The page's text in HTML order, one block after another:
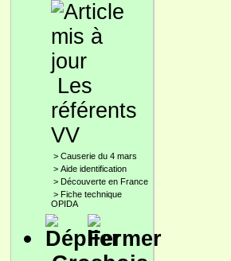
Les
référents
VV
> Causerie du 4 mars
> Aide identification
> Découverte en France
> Fiche technique
OPIDA